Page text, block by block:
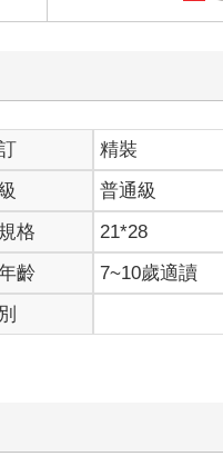
精裝
普通級
格
21*28
齡
7~10歲適讀